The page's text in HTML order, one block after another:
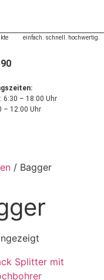
einfach. schnell. hochwertig.
6:30 – 18:00 Uhr
– 12:00 Uhr
/ Bagger